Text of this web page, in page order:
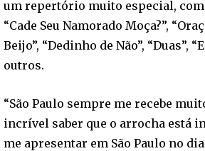
um repertório muito especial,
“Cade Seu Namorado Moça?”,
Beijo”, “Dedinho de Não”, “Duas”,
outros.
“São Paulo sempre me recebe
incrível saber que o arrocha está
me apresentar em São Paulo no